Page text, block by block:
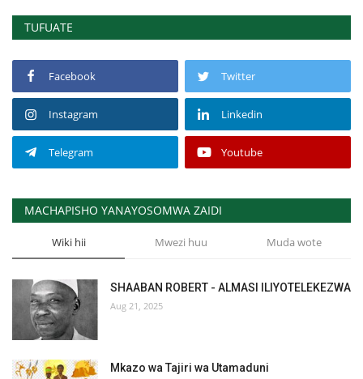
TUFUATE
Facebook Twitter
Instagram Linkedin
Telegram Youtube
MACHAPISHO YANAYOSOMWA ZAIDI
Wiki hii Mwezi huu Muda wote
SHAABAN ROBERT - ALMASI ILIYOTELEKEZWA
Aug 21, 2025
Mkazo wa Tajiri wa Utamaduni